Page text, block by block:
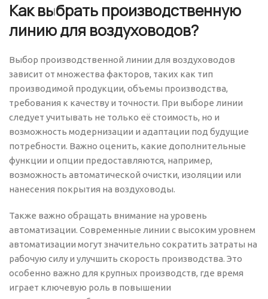
Как выбрать производственную
линию для воздуховодов?
Выбор производственной линии для воздуховодов
зависит от множества факторов, таких как тип
производимой продукции, объемы производства,
требования к качеству и точности. При выборе линии
следует учитывать не только её стоимость, но и
возможность модернизации и адаптации под будущие
потребности. Важно оценить, какие дополнительные
функции и опции предоставляются, например,
возможность автоматической очистки, изоляции или
нанесения покрытия на воздуховоды.
Также важно обращать внимание на уровень
автоматизации. Современные линии с высоким уровнем
автоматизации могут значительно сократить затраты на
рабочую силу и улучшить скорость производства. Это
особенно важно для крупных производств, где время
играет ключевую роль в повышении